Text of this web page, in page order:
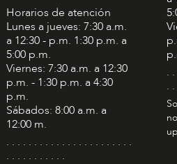
Horarios de atención
Lunes a jueves: 7:30 a.m.
a 12:30 - p.m. 1:30 p.m. a
5:00 p.m.
Viernes: 7:30 a.m. a 12:30
p.m. - 1:30 p.m. a 4:30
p.m.
Sábados: 8:00 a.m. a
12:00 m.
. . . . . . . . . . . . . . . . . . . . . . .
. . . . . . . . . . .
.
.